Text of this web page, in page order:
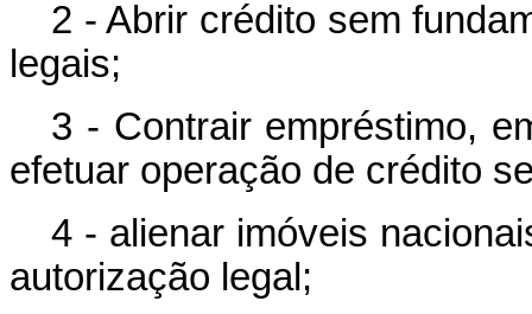
2 - Abrir crédito sem
legais;
3 - Contrair empréstimo,
efetuar operação de crédito
4 - alienar imóveis
autorização legal;